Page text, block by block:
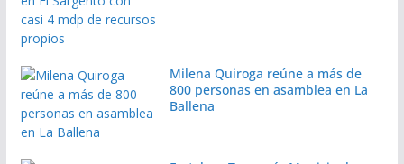
Milena Quiroga reúne a más de
800 personas en asamblea en La
Ballena